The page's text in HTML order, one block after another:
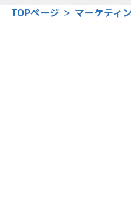
TOPページ マーケティ